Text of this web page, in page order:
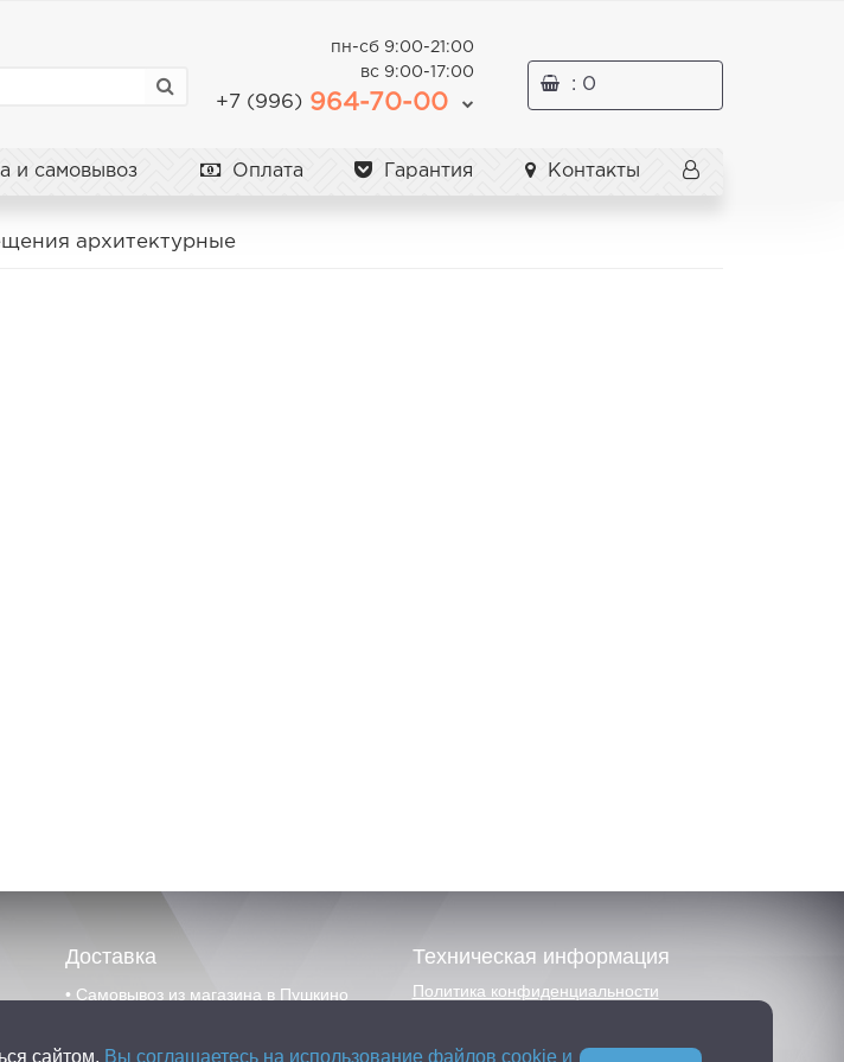
пн-сб 9:00-21:00
вс 9:00-17:00
+7 (996) 964-70-00
: 0
и самовывоз Оплата Гарантия Контакты
архитектурные
Доставка
• Самовывоз из магазина в Пушкино
области
Техническая информация
Политика конфиденциальности
сайтом, Вы соглашаетесь на использование файлов cookie и